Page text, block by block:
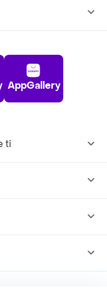
AppGallery
ti